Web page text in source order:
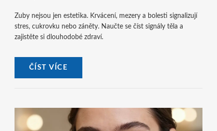
Zuby nejsou jen estetika. Krvácení, mezery a bolesti signalizují
stres, cukrovku nebo záněty. Naučte se číst signály těla a
zajistěte si dlouhodobé zdraví.
ČÍST VÍCE